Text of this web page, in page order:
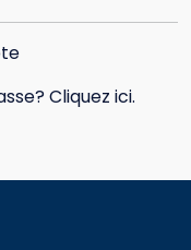
Cliquez ici.